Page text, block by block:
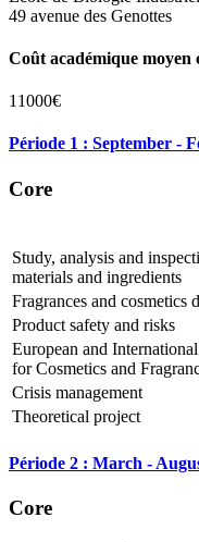
49 avenue des Genottes
Coût académique moyen
11000€
Période 1 : September -
Core
Study, analysis and
materials and ingredients
Fragrances and cosmetics
Product safety and risks
European and
for Cosmetics and
Crisis management
Theoretical project
Période 2 : March -
Core